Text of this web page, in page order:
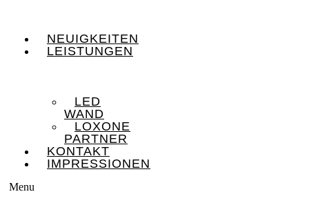
NEUIGKEITEN
LEISTUNGEN
LED
WAND
LOXONE
PARTNER
KONTAKT
IMPRESSIONEN
Menu